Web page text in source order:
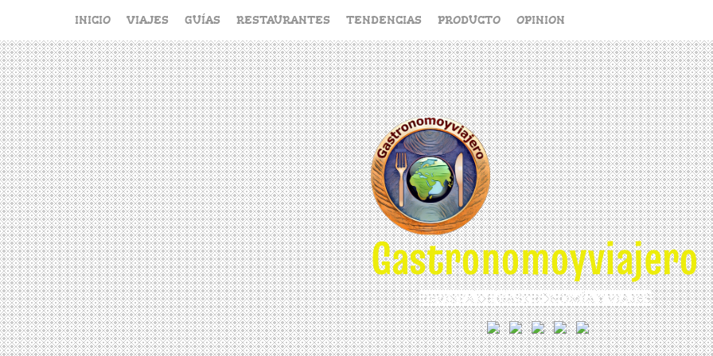
contenido
INICIO VIAJES GUÍAS RESTAURANTES TENDENCIAS PRODUCTO OPINION
Gastronomoyviajero
REVISTA DE GASTRONOMÍA Y VIAJES